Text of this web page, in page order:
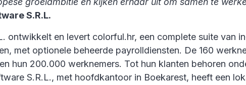
S.R.L.
ontwikkelt en levert colorful.hr, een complete suite
met optionele beheerde payrolldiensten. De 160
hun 200.000 werknemers. Tot hun klanten behoren
S.R.L., met hoofdkantoor in Boekarest, heeft een